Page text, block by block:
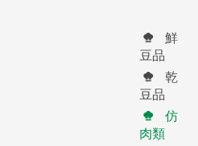
鮮
豆品
乾
豆品
仿
肉類